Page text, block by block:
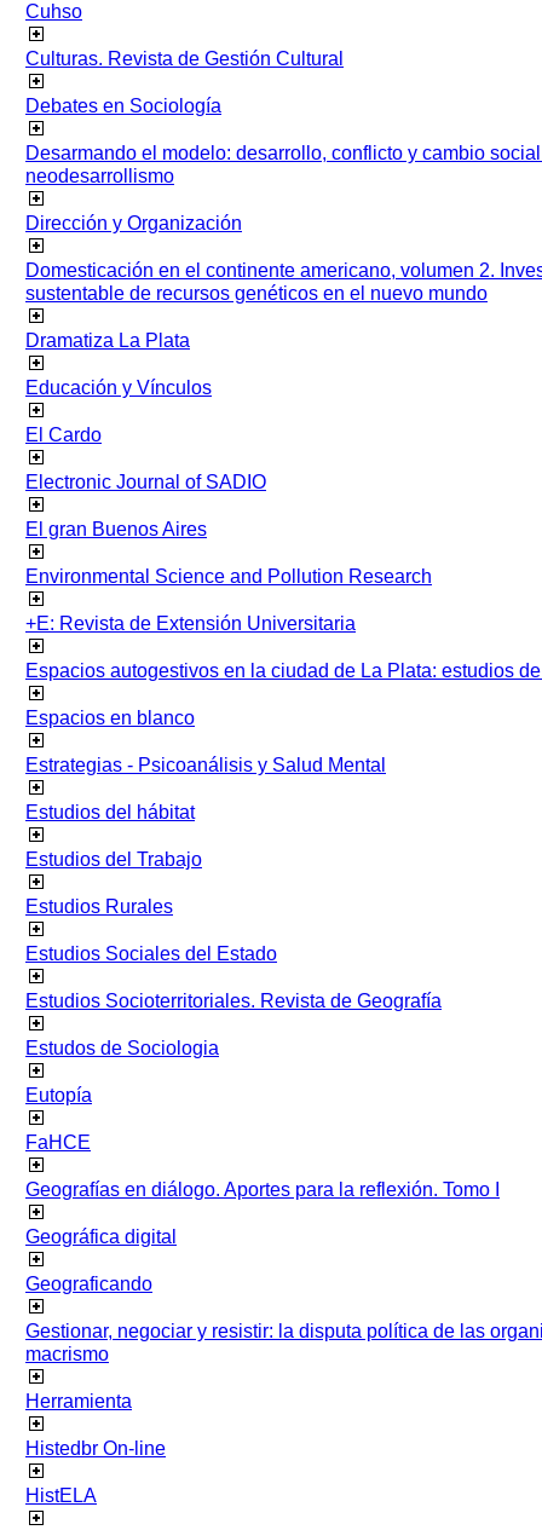
Cuhso
Culturas. Revista de Gestión Cultural
Debates en Sociología
Desarmando el modelo: desarrollo, conflicto y cambio
neodesarrollismo
Dirección y Organización
Domesticación en el continente americano, volumen 2.
sustentable de recursos genéticos en el nuevo mundo
Dramatiza La Plata
Educación y Vínculos
El Cardo
Electronic Journal of SADIO
El gran Buenos Aires
Environmental Science and Pollution Research
+E: Revista de Extensión Universitaria
Espacios autogestivos en la ciudad de La Plata: estudios
Espacios en blanco
Estrategias - Psicoanálisis y Salud Mental
Estudios del hábitat
Estudios del Trabajo
Estudios Rurales
Estudios Sociales del Estado
Estudios Socioterritoriales. Revista de Geografía
Estudos de Sociologia
Eutopía
FaHCE
Geografías en diálogo. Aportes para la reflexión. Tomo I
Geográfica digital
Geograficando
Gestionar, negociar y resistir: la disputa política de las
macrismo
Herramienta
Histedbr On-line
HistELA